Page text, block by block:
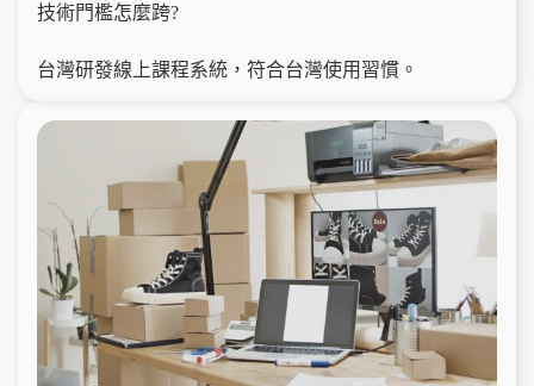
技術門檻怎麼跨?
台灣研發線上課程系統，符合台灣使用習慣。